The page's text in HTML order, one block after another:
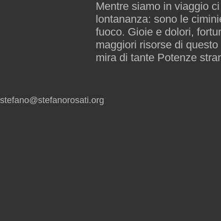
Mentre siamo in viaggio
lontananza: sono le
fuoco. Gioie e dolori,
maggiori risorse di
mira di tante Potenze
stefano@stefanorosati.org